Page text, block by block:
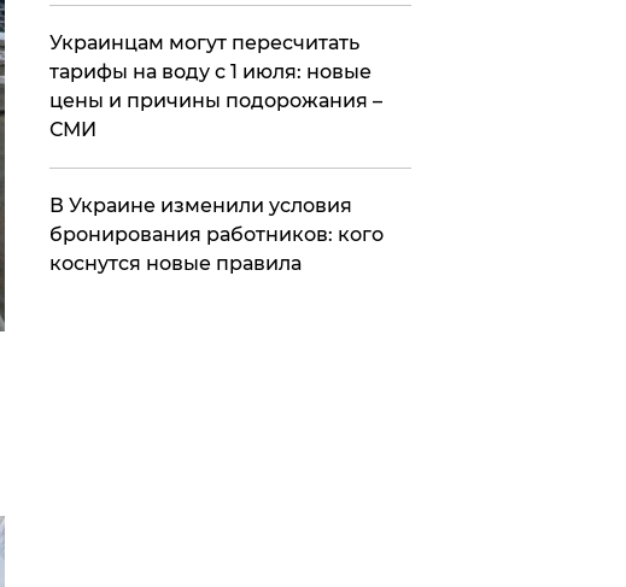
Украинцам могут пересчитать
тарифы на воду с 1 июля: новые
цены и причины подорожания –
СМИ
В Украине изменили условия
бронирования работников: кого
коснутся новые правила